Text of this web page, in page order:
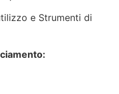
e Strumenti di